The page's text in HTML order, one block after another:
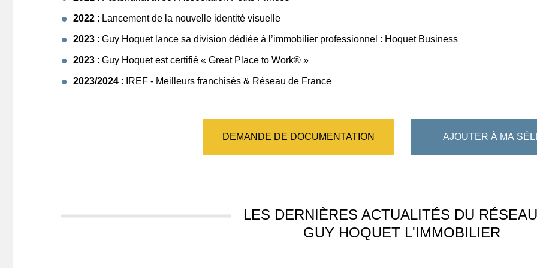
2022 : Lancement de la nouvelle identité visuelle
2023 : Guy Hoquet lance sa division dédiée à l’immobilier professionnel : Hoquet Business
2023 : Guy Hoquet est certifié « Great Place to Work® »
2023/2024 : IREF - Meilleurs franchisés & Réseau de France
DEMANDE DE DOCUMENTATION AJOUTER À MA
LES DERNIÈRES ACTUALITÉS DU RÉSEAU
GUY HOQUET L'IMMOBILIER